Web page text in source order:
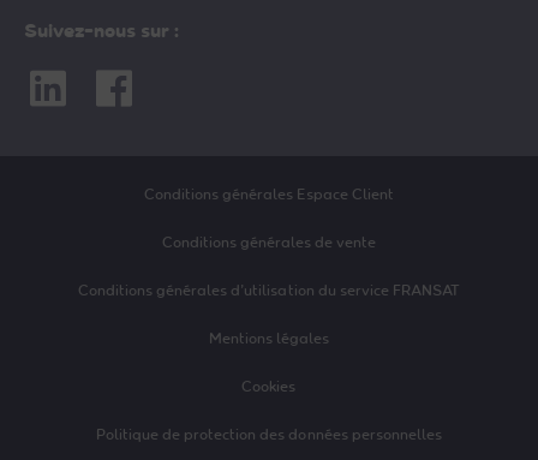
Suivez-nous sur :
Linkedin Facebook
Conditions générales Espace Client
Conditions générales de vente
Conditions générales d’utilisation du service FRANSAT
Mentions légales
Cookies
Politique de protection des données personnelles